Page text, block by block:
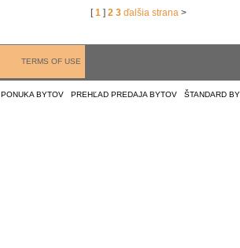
[1 ] 2 3 ďalšia strana >
TERMS OF USE
PONUKA BYTOV PREHĽAD PREDAJA BYTOV
ŠTANDARD